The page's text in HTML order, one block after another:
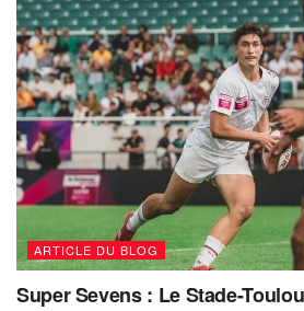
ARTICLE DU BLOG
Super Sevens : Le Stade-